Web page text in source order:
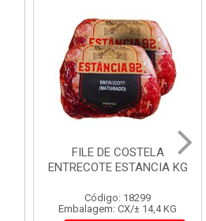
FILE DE COSTELA
ENTRECOTE ESTANCIA KG
Código: 18299
Embalagem: CX/± 14,4 KG